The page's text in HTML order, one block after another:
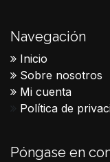
Navegación
Inicio
Sobre nosotros
Mi cuenta
Política de
Póngase en